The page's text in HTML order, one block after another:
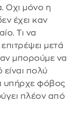
Οχι μόνο η
έχει καν
Τι να
μετά
αν μπορούμε να
πολύ
υπήρχε φόβος
πλέον από